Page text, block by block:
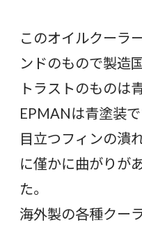
このオイルクーラ
ンドのもので製造
トラストのものは
EPMANは青塗装で
目立つフィンの潰
に僅かに曲がりが
た。
海外製の各種クー